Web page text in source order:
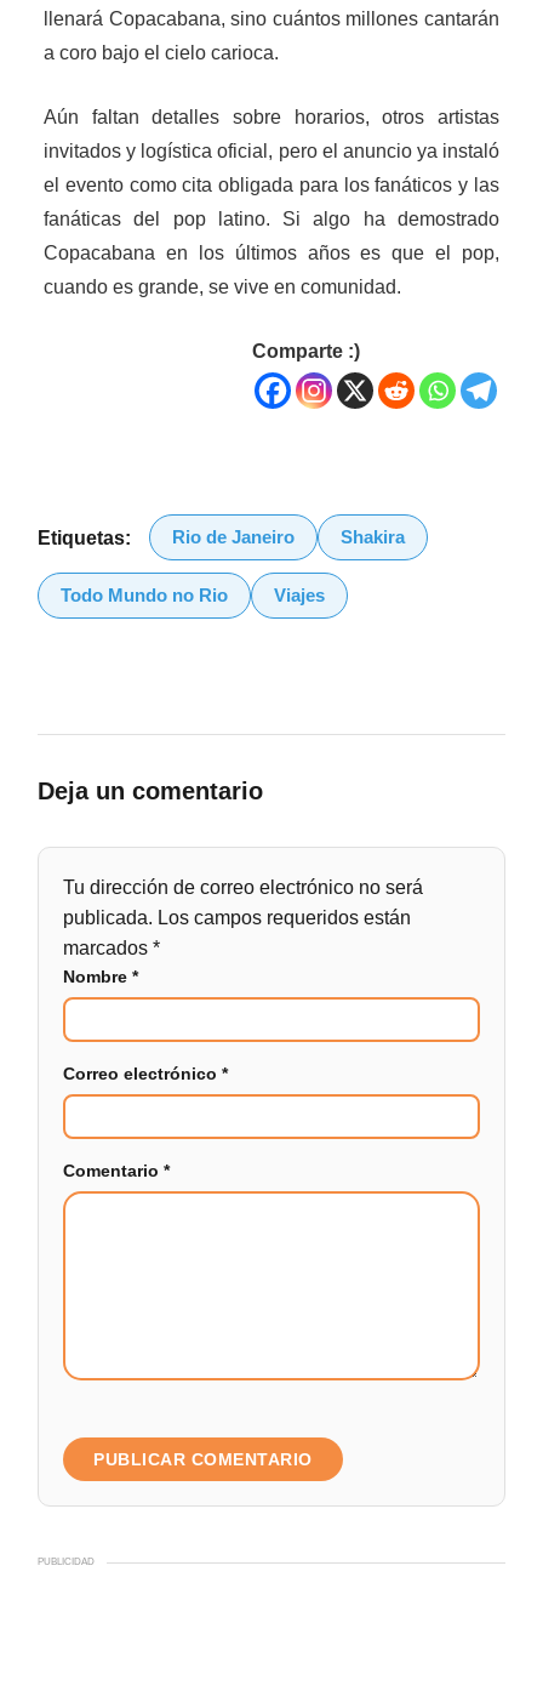
llenará Copacabana, sino cuántos millones cantarán
a coro bajo el cielo carioca.
Aún faltan detalles sobre horarios, otros artistas
invitados y logística oficial, pero el anuncio ya instaló
el evento como cita obligada para los fanáticos y las
fanáticas del pop latino. Si algo ha demostrado
Copacabana en los últimos años es que el pop,
cuando es grande, se vive en comunidad.
Comparte :)
Etiquetas: Rio de Janeiro Shakira
Todo Mundo no Rio Viajes
Deja un comentario
Tu dirección de correo electrónico no será
publicada. Los campos requeridos están
marcados*
Nombre*
Correo electrónico*
Comentario*
PUBLICIDAD